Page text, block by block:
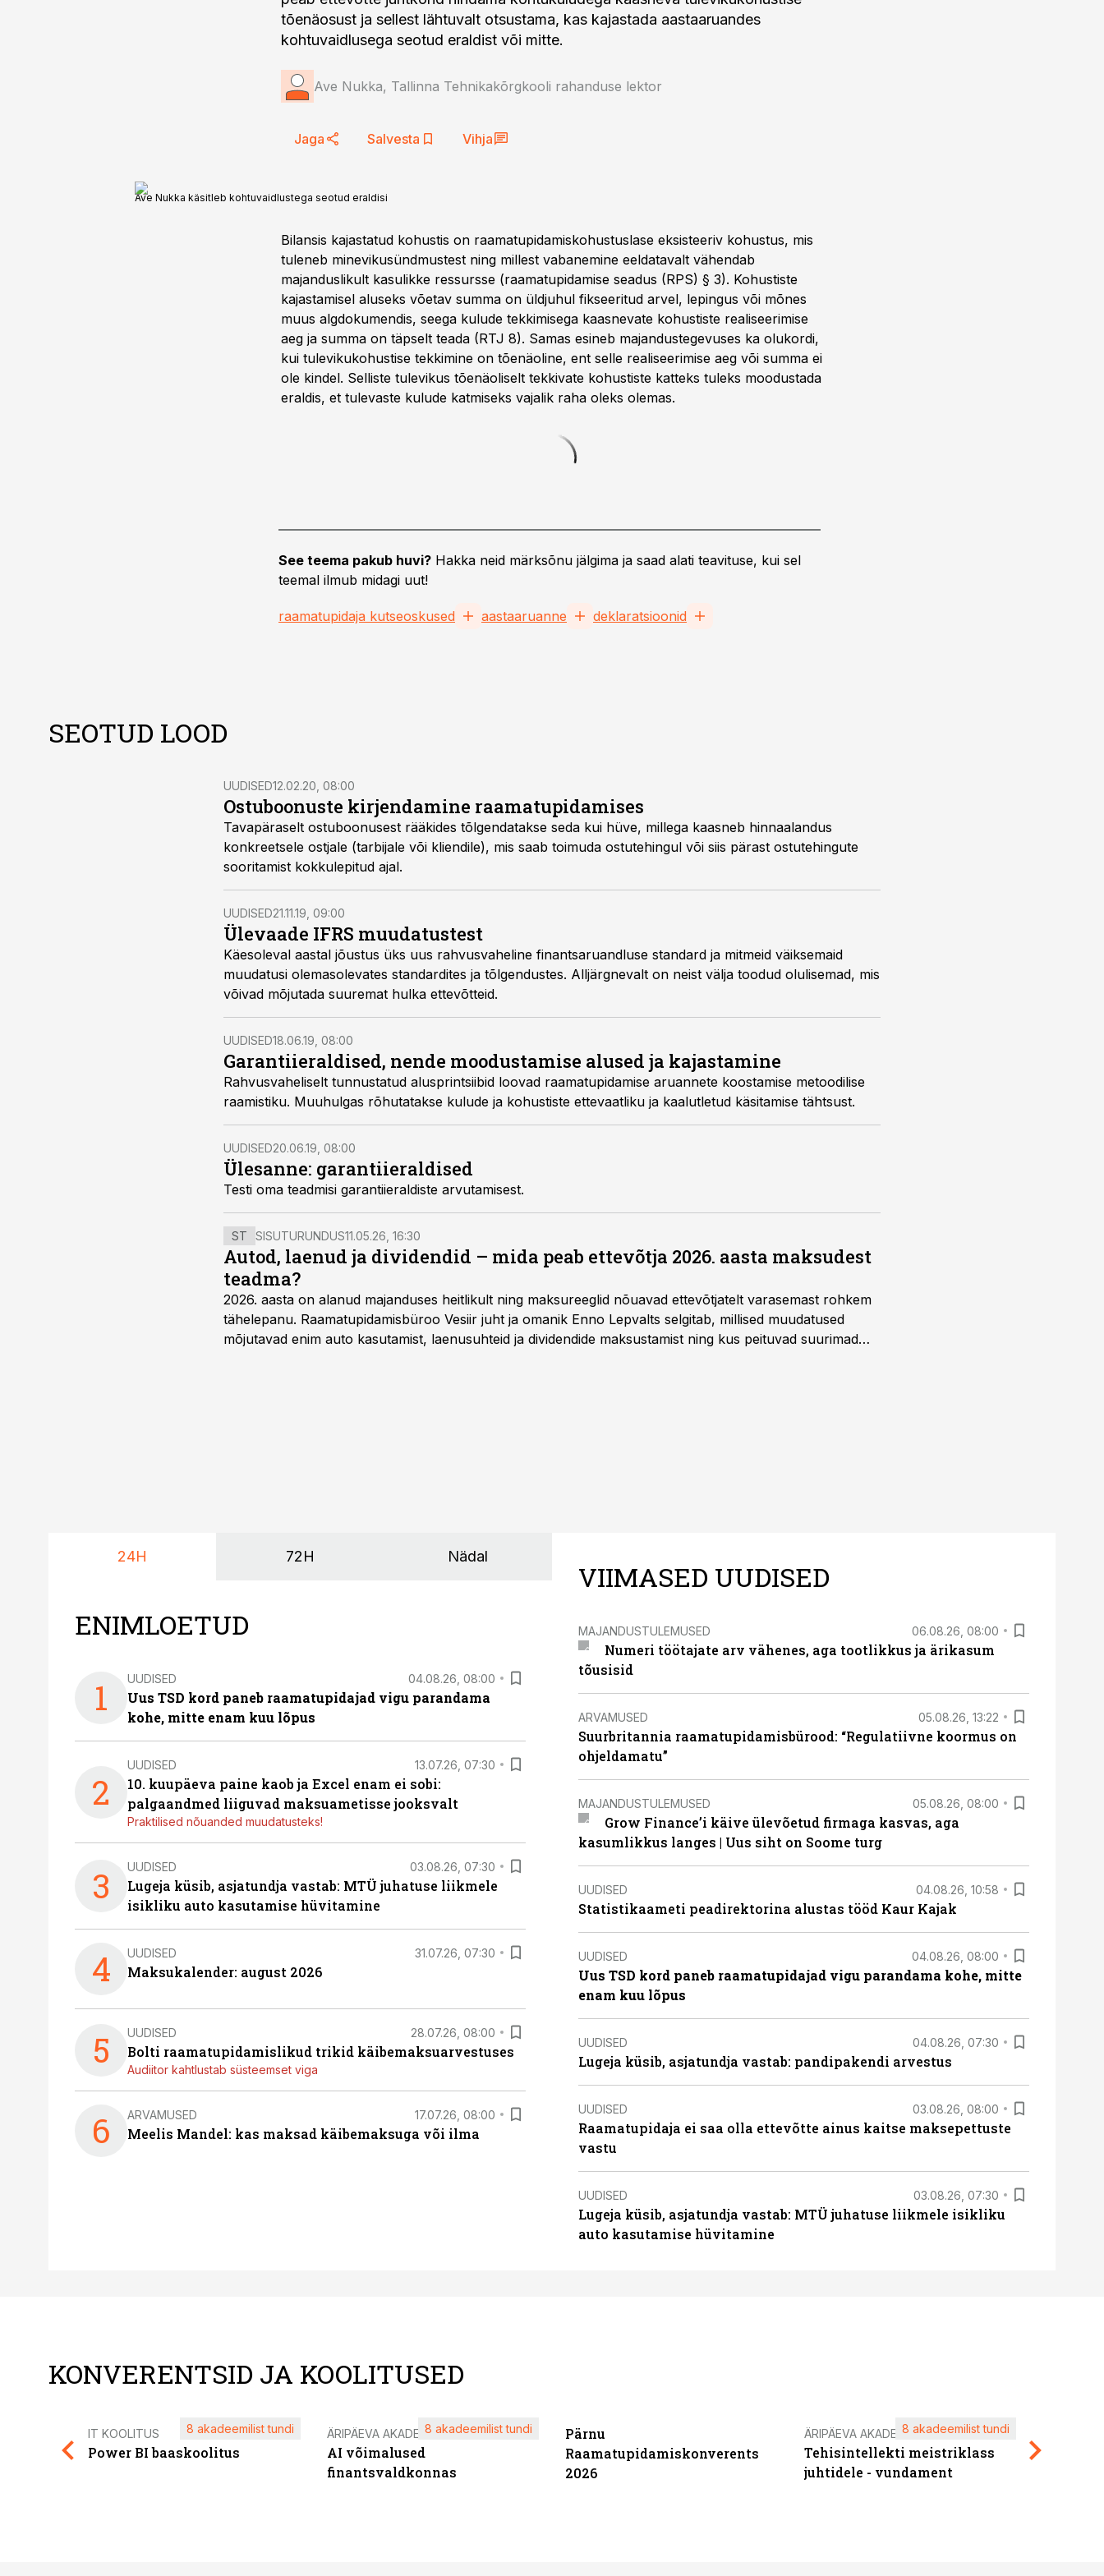
tõenäosust ja sellest lähtuvalt otsustama, kas kajastada aastaaruandes
kohtuvaidlusega seotud eraldist või mitte.
Ave Nukka, Tallinna Tehnikakõrgkooli rahanduse lektor
Jaga Salvesta Vihja
Ave Nukka käsitleb kohtuvaidlustega seotud eraldisi
Bilansis kajastatud kohustis on raamatupidamiskohustuslase eksisteeriv kohustus, mis
tuleneb minevikusündmustest ning millest vabanemine eeldatavalt vähendab
majanduslikult kasulikke ressursse (raamatupidamise seadus (RPS) § 3). Kohustiste
kajastamisel aluseks võetav summa on üldjuhul fikseeritud arvel, lepingus või mõnes
muus algdokumendis, seega kulude tekkimisega kaasnevate kohustiste realiseerimise
aeg ja summa on täpselt teada (RTJ 8). Samas esineb majandustegevuses ka olukordi,
kui tulevikukohustise tekkimine on tõenäoline, ent selle realiseerimise aeg või summa ei
ole kindel. Selliste tulevikus tõenäoliselt tekkivate kohustiste katteks tuleks moodustada
eraldis, et tulevaste kulude katmiseks vajalik raha oleks olemas.
See teema pakub huvi? Hakka neid märksõnu jälgima ja saad alati teavituse, kui sel
teemal ilmub midagi uut!
raamatupidaja kutseoskused aastaaruanne deklaratsioonid
SEOTUD LOOD
UUDISED12.02.20, 08:00
Ostuboonuste kirjendamine raamatupidamises
Tavapäraselt ostuboonusest rääkides tõlgendatakse seda kui hüve, millega kaasneb hinnaalandus
konkreetsele ostjale (tarbijale või kliendile), mis saab toimuda ostutehingul või siis pärast ostutehingute
sooritamist kokkulepitud ajal.
UUDISED21.11.19, 09:00
Ülevaade IFRS muudatustest
Käesoleval aastal jõustus üks uus rahvusvaheline finantsaruandluse standard ja mitmeid väiksemaid
muudatusi olemasolevates standardites ja tõlgendustes. Alljärgnevalt on neist välja toodud olulisemad, mis
võivad mõjutada suuremat hulka ettevõtteid.
UUDISED18.06.19, 08:00
Garantiieraldised, nende moodustamise alused ja kajastamine
Rahvusvaheliselt tunnustatud alusprintsiibid loovad raamatupidamise aruannete koostamise metoodilise
raamistiku. Muuhulgas rõhutatakse kulude ja kohustiste ettevaatliku ja kaalutletud käsitamise tähtsust.
UUDISED20.06.19, 08:00
Ülesanne: garantiieraldised
Testi oma teadmisi garantiieraldiste arvutamisest.
ST SISUTURUNDUS11.05.26, 16:30
Autod, laenud ja dividendid – mida peab ettevõtja 2026. aasta maksudest
teadma?
2026. aasta on alanud majanduses heitlikult ning maksureeglid nõuavad ettevõtjatelt varasemast rohkem
tähelepanu. Raamatupidamisbüroo Vesiir juht ja omanik Enno Lepvalts selgitab, millised muudatused
mõjutavad enim auto kasutamist, laenusuhteid ja dividendide maksustamist ning kus peituvad suurimad
24H 72H Nädal
ENIMLOETUD
1 UUDISED 04.08.26, 08:00
Uus TSD kord paneb raamatupidajad vigu parandama
kohe, mitte enam kuu lõpus
2
UUDISED 13.07.26, 07:30
10. kuupäeva paine kaob ja Excel enam ei sobi:
palgaandmed liiguvad maksuametisse jooksvalt
Praktilised nõuanded muudatusteks!
3 UUDISED 03.08.26, 07:30
Lugeja küsib, asjatundja vastab: MTÜ juhatuse liikmele
isikliku auto kasutamise hüvitamine
4 UUDISED 31.07.26, 07:30
Maksukalender: august 2026
5 UUDISED 28.07.26, 08:00
Bolti raamatupidamislikud trikid käibemaksuarvestuses
Audiitor kahtlustab süsteemset viga
6 ARVAMUSED 17.07.26, 08:00
Meelis Mandel: kas maksad käibemaksuga või ilma
VIIMASED UUDISED
MAJANDUSTULEMUSED 06.08.26, 08:00
Numeri töötajate arv vähenes, aga tootlikkus ja ärikasum
tõusisid
ARVAMUSED 05.08.26, 13:22
Suurbritannia raamatupidamisbürood: “Regulatiivne koormus on
ohjeldamatu”
MAJANDUSTULEMUSED 05.08.26, 08:00
Grow Finance’i käive ülevõetud firmaga kasvas, aga
kasumlikkus langes | Uus siht on Soome turg
UUDISED 04.08.26, 10:58
Statistikaameti peadirektorina alustas tööd Kaur Kajak
UUDISED 04.08.26, 08:00
Uus TSD kord paneb raamatupidajad vigu parandama kohe, mitte
enam kuu lõpus
UUDISED 04.08.26, 07:30
Lugeja küsib, asjatundja vastab: pandipakendi arvestus
UUDISED 03.08.26, 08:00
Raamatupidaja ei saa olla ettevõtte ainus kaitse maksepettuste
vastu
UUDISED 03.08.26, 07:30
Lugeja küsib, asjatundja vastab: MTÜ juhatuse liikmele isikliku
auto kasutamise hüvitamine
KONVERENTSID JA KOOLITUSED
IT KOOLITUS
Power BI baaskoolitus
8 akadeemilist tundi ÄRIPÄEVA AKADEEMIA
AI võimalused
finantsvaldkonnas
8 akadeemilist tundi
Pärnu
Raamatupidamiskonverents
2026
ÄRIPÄEVA AKADEEMIA
Tehisintellekti meistriklass
juhtidele - vundament
8 akadeemilist tundi